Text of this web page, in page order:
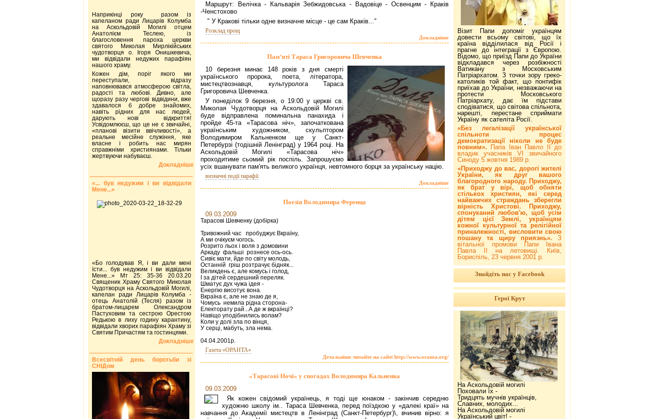
Маршрут: Велічка - Кальварія Зебжидовська - Вадовіце - Освенцим - Краків
-Ченстохово
" У Кракові тільки одне визначне місце - це сам Краків..."
Розклад прощ
Докладніше
Пам‘яті Тараса Григоровича Шевченка
10 березня минає 148 років з дня смерті
українського пророка, поета, літератора,
мистецтвознавця, культуролога Тараса
Григоровича Шевченка.
У понеділок 9 березня, о 19:00 у церкві св.
Миколая Чудотворця на Аскольдовій Могилі
буде відправлена поминальна панахида і
пройде 45-та «Тарасова ніч», започаткована
українським художником, скульптором
Володимиром Кальненком ще у Санкт-
Петербурзі (тодішній Ленінград) у 1964 році. На
Аскольдовій Могилі «Тарасова ніч»
проходитиме сьомий рік поспіль. Запрошуємо
усіх вшанувати пам'ять великого українця, невтомного борця за українську націю.
визначні події парафії
Докладніше
Поезія Володимира Ференца
09.03.2009
Тарасові Шевченку (добірка)
Тривожний час пробуджує Вкраїну,
А ми очікуєм чогось.
Розрито льох і воля з домовини
Аркаду фальші рознесе ось-ось.
Сивіє мати, йде по світу молодь,
Останній гріш розтрачує бідняк...
Великдень є, але комусь і голод,
І за дітей сердешний переляк.
Шматує дух чужа ідея -
Енергію висотує вона.
Вкраїна є, але не знаю де я,
Чомусь немила рідна сторона-
Електорату рай...А де ж вкраїнці?
Навіщо уподібнились волам?
Коли у долі зла по вінця,
У серці, мабуть, зла нема.
04.04.2001р.
Газета «ОРАНТА»
Детальніше читайте на сайті http://www.oranta.org/
«Тарасові Ночі» у спогадах Володимира Кальненка
09.03.2009
Як кожен свідомий українець, я тоді ще юнаком - закінчив середню
художню школу ім.. Тараса Шевченка, перед поїздкою у «далекі краї» на
навчання до Академії мистецтв в Ленінград (Санкт-Петербург)\, вчинив вірно: я
Наприкінці року разом із
капеланом ради Лицарів Колумба
на Аскольдовій Могилі отцем
Анатолієм Теслею, із
благословення пароха церкви
святого Миколая Мирлікійських
чудотворця о. Ігоря Онишкевича,
ми відвідали недужих парафіян
нашого храму.
Кожен дім, поріг якого ми
переступали, відразу
наповнювався атмосферою світла,
радості та любові. Дивно, але
щоразу разу чергові відвідини, вже
здавалося б добре знайомих,
навіть рідних для нас людей,
дарують нові відкриття!
Усвідомлюєш, що це не є звичайні,
«планові візити ввічливості», а
реальне месійне служіння, яке
власне і робить нас мирян
справжніми християнами. Тільки
жертвуючи набуваєш.
Докладніше
«... був недужим і ви відвідали
Мене...»
«Бо голодував Я, і ви дали мені
їсти... був недужим і ви відвідали
Мене...» Мт 25: 35-36 20.03.20
Священик Храму Святого Миколая
Чудотворця на Аскольдовій Могилі,
капелан ради Лицарів Колумба -
отець Анатолій (Тесля) разом із
братом-лицарем Олександром
Пастуховим та сестрою Орестою
Редькою в лиху годину карантину,
відвідали хворих парафіян Храму зі
Святим Причастям та гостинцями.
Докладніше
Всесвітній день боротьби зі
СНІДом
Візит Папи допоміг українцям
довести всьому світові, що їх
країна відділилася від Росії і
прагне до інтеграції з Європою.
Відомо, що приїзд Папи до України
відкладався через розбіжності
Ватикану з Московським
Патріархатом. З точки зору греко-
католиків той факт, що понтифік
приїхав до України, незважаючи на
протести Московського
Патріархату, дає їм підстави
сподіватися, що світова спільнота,
нарешті, перестане сприймати
Україну як сателіта Росії.
«Без легалізації української
спільноти процес
демократизації ніколи не буде
повним».
Папа Іван Павло ІІ до
владик учасників VI звичайного
Синоду 5 жовтня 1989 р.
«Приходжу до вас, дорогі жителі
України, як друг вашого
благородного народу. Приходжу,
як брат у вірі, щоб обняти
стількох християн, які серед
найважчих страждань зберегли
вірність Христові. Приходжу,
спонуканий любов'ю, щоб усім
дітям цієї Землі, українцям
кожної культурної та релігійної
приналежності, висловити свою
пошану та щиру приязнь». З
вітальної промови Папи Івана
Павла ІІ на летовищі. Київ,
Бориспіль, 23 червня 2001 р.
Знайдіть нас у Facebook
Герої Крут
На Аскольдовій могилі
Поховали їх -
Тридцять мучнів українців,
Славних, молодих...
На Аскольдовій могилі
Український цвіт! -